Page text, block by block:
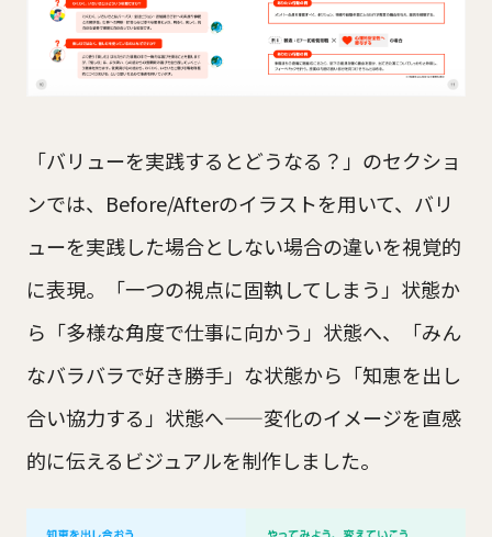
「バリューを実践するとどうなる？」のセクショ
ンでは、Before/Afterのイラストを用いて、バリ
ューを実践した場合としない場合の違いを視覚的
に表現。「一つの視点に固執してしまう」状態か
ら「多様な角度で仕事に向かう」状態へ、「みん
なバラバラで好き勝手」な状態から「知恵を出し
合い協力する」状態へ——変化のイメージを直感
的に伝えるビジュアルを制作しました。